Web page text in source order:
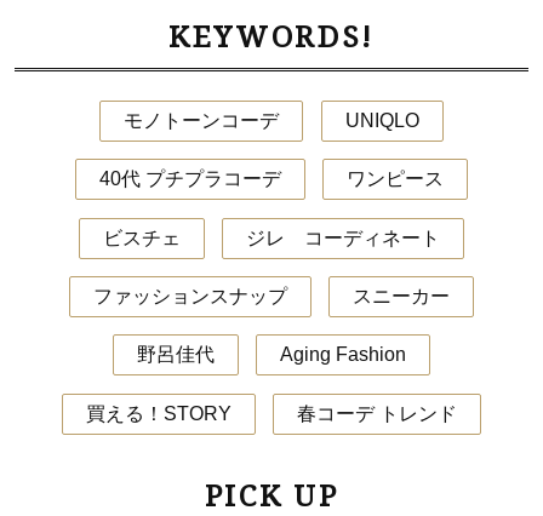
KEYWORDS!
モノトーンコーデ UNIQLO
40代 プチプラコーデ ワンピース
ビスチェ ジレ コーディネート
ファッションスナップ スニーカー
野呂佳代 Aging Fashion
買える！STORY 春コーデ トレンド
PICK UP